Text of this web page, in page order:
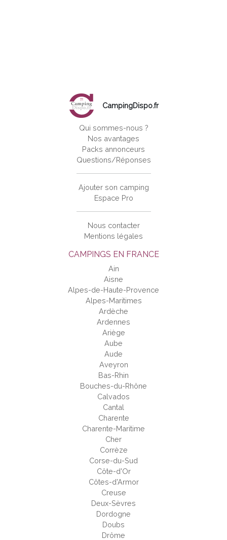
CAMPINGS EN FRANCE
Ain
Aisne
Alpes-de-Haute-Provence
Alpes-Maritimes
Ardèche
Ardennes
Ariège
Aube
Aude
Aveyron
Bas-Rhin
Bouches-du-Rhône
Calvados
Cantal
Charente
Charente-Maritime
Cher
Corrèze
Corse-du-Sud
Côte-d'Or
Côtes-d'Armor
Creuse
Deux-Sèvres
Dordogne
Doubs
Drôme
CampingDispo.fr
Qui sommes-nous ?
Nos avantages
Packs annonceurs
Questions/Réponses
Ajouter son camping
Espace Pro
Nous contacter
Mentions légales